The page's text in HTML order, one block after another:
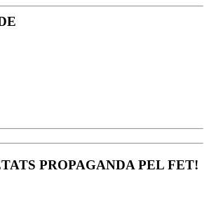
PROPAGANDA PEL FET!